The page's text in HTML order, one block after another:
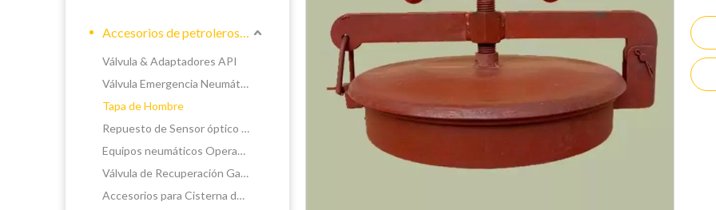
Accesorios de petroleros líquidos
Válvula & Adaptadores API
Válvula Emergencia Neumática &Manual
Tapa de Hombre
Repuesto de Sensor óptico de Sobrellenado
Equipos neumáticos Operador & Comando Compartimento
Válvula de Recuperación Gases
Accesorios para Cisterna de riego